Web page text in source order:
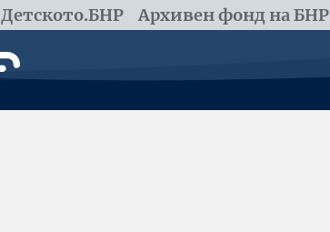
Детското.БНР Архивен фонд на БНР